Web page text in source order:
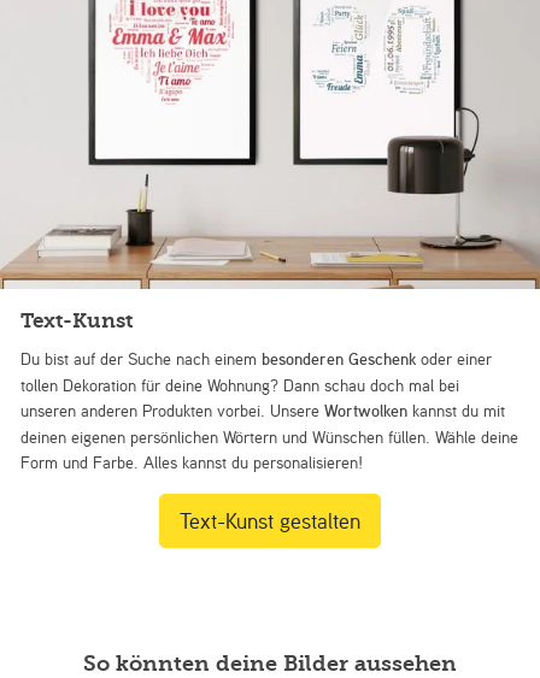
Text-Kunst
Du bist auf der Suche nach einem besonderen Geschenk oder einer
tollen Dekoration für deine Wohnung? Dann schau doch mal bei
unseren anderen Produkten vorbei. UnsereWortwolken kannst du mit
deinen eigenen persönlichen Wörtern und Wünschen füllen. Wähle deine
Form und Farbe. Alles kannst du personalisieren!
Text-Kunst gestalten
So könnten deine Bilder aussehen